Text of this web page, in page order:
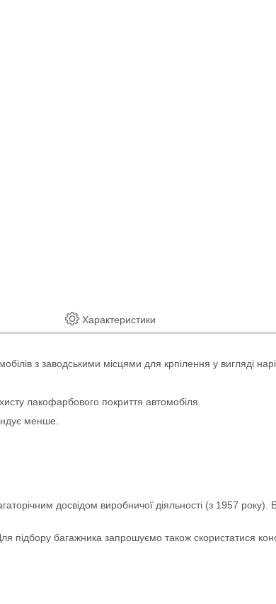
Характеристики
з заводськими місцями для крпілення у вигляді
лакофарбового покриття автомобіля.
менше.
досвідом виробничої діяльності (з 1957 року).
підбору багажника запрошуємо також скористатися